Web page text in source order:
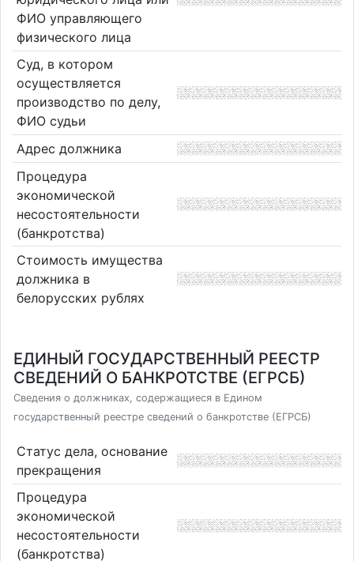
ФИО управляющего
физического лица
Суд, в котором
осуществляется
производство по делу,
ФИО судьи
Адрес должника
Процедура
экономической
несостоятельности
(банкротства)
Стоимость имущества
должника в
белорусских рублях
ЕДИНЫЙ ГОСУДАРСТВЕННЫЙ РЕЕСТР
СВЕДЕНИЙ О БАНКРОТСТВЕ (ЕГРСБ)
Сведения о должниках, содержащиеся в Едином
государственный реестре сведений о банкротстве (ЕГРСБ)
Статус дела, основание
прекращения
Процедура
экономической
несостоятельности
(банкротства)